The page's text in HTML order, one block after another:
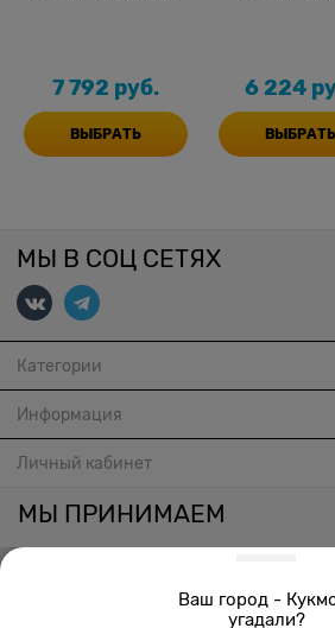
7 792 руб.
ВЫБРАТЬ
6 224
ВЫБРАТЬ
МЫ В СОЦ СЕТЯХ
Категории
Информация
Личный кабинет
МЫ ПРИНИМАЕМ
Ваш город -
угадали?